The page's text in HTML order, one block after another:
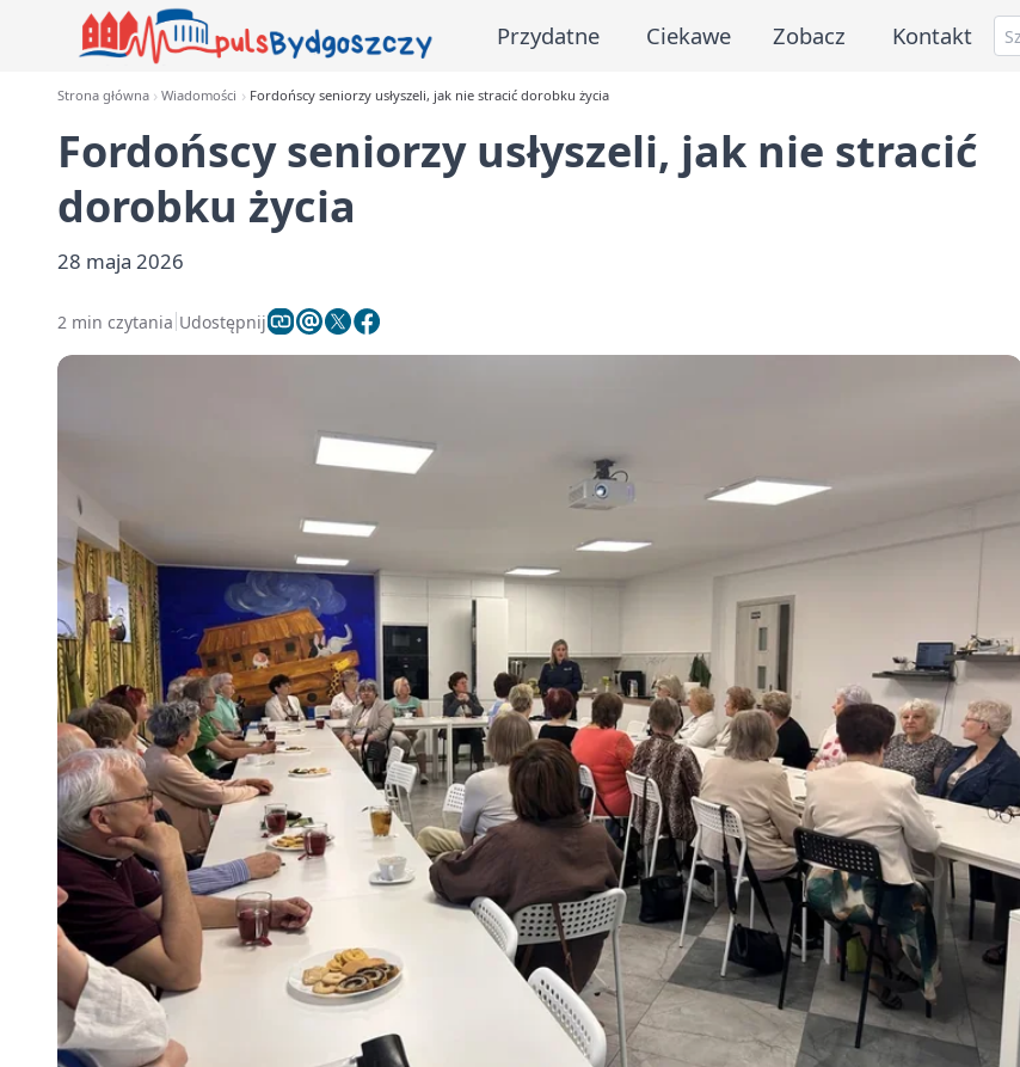
Przydatne Ciekawe Zobacz Kontakt
Strona główna Wiadomości Fordońscy seniorzy usłyszeli, jak nie stracić dorobku życia
Fordońscy seniorzy usłyszeli, jak nie stracić
dorobku życia
28 maja 2026
2 min czytania Udostępnij